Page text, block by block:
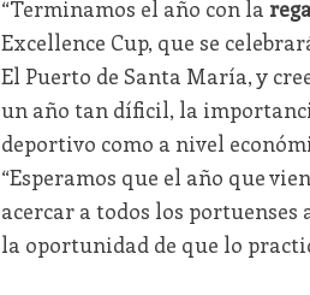
“Terminamos el año con la
Excellence Cup, que se
El Puerto de Santa María, y
un año tan díficil, la
deportivo como a nivel
“Esperamos que el año que
acercar a todos los
la oportunidad de que lo